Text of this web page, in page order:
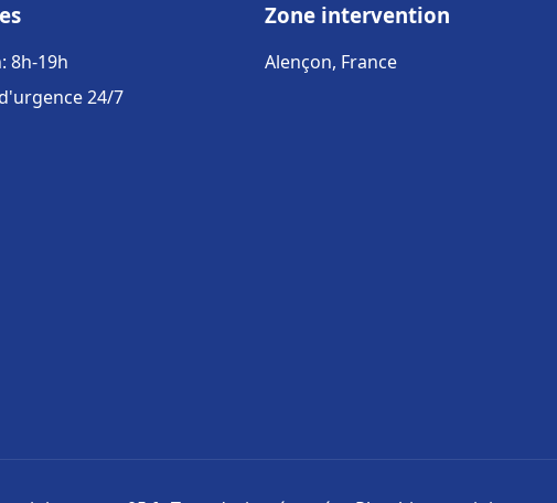
8h-19h
24/7
Zone intervention
Alençon, France